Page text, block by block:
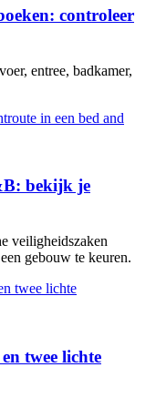
controleer
entree, badkamer,
bekijk je
veiligheidszaken
gebouw te keuren.
twee lichte